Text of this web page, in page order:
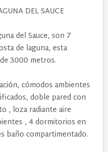
DEL SAUCE
del Sauce, son 7
de laguna, esta
3000 metros.
cómodos ambientes
doble pared con
, loza radiante aire
, 4 dormitorios en
baño compartimentado.